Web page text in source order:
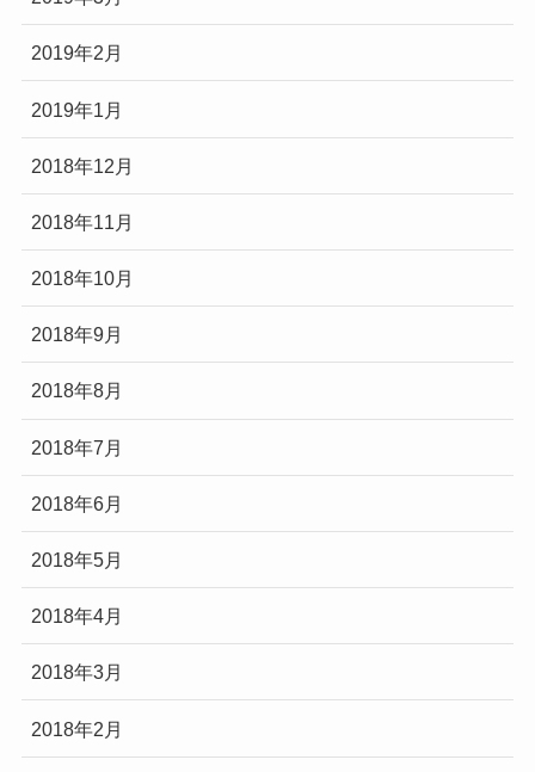
2019年2月
2019年1月
2018年12月
2018年11月
2018年10月
2018年9月
2018年8月
2018年7月
2018年6月
2018年5月
2018年4月
2018年3月
2018年2月